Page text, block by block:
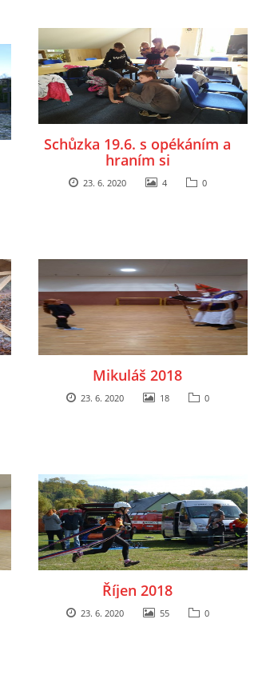
Schůzka 19.6. s opékáním a
hraním si
23. 6. 2020 4 0
Mikuláš 2018
23. 6. 2020 18 0
Říjen 2018
23. 6. 2020 55 0